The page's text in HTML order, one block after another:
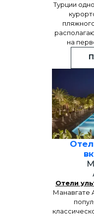
Турции
на
Отели
Манавгате